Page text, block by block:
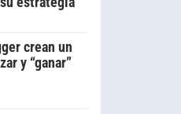
crean un
y “ganar”